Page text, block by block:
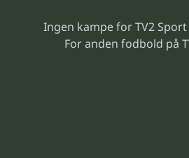
Ingen kampe for TV2
For anden fodbold på